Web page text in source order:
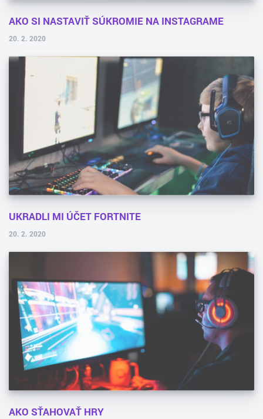
AKO SI NASTAVIŤ SÚKROMIE NA INSTAGRAME
20. 2. 2020
UKRADLI MI ÚČET FORTNITE
20. 2. 2020
AKO SŤAHOVAŤ HRY